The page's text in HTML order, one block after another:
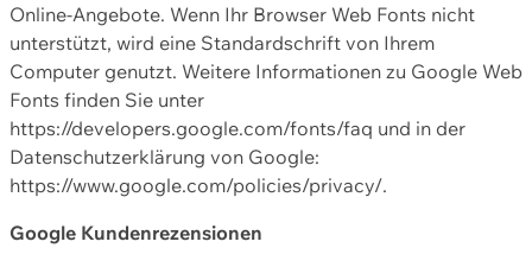
Online-Angebote. Wenn Ihr Browser Web Fonts nicht
unterstützt, wird eine Standardschrift von Ihrem
Computer genutzt. Weitere Informationen zu Google Web
Fonts finden Sie unter
https://developers.google.com/fonts/faq und in der
Datenschutzerklärung von Google:
https://www.google.com/policies/privacy/.
Google Kundenrezensionen